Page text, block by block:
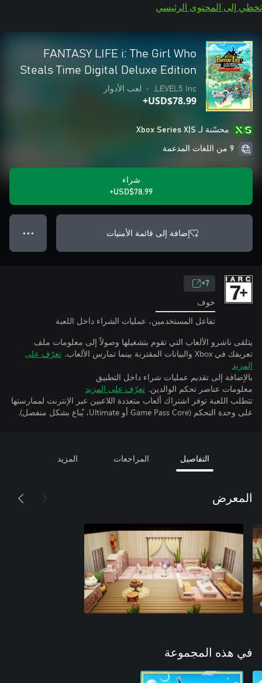
تخطي إلى المحتوى الرئيسي
FANTASY LIFE i: The Girl Who
Steals Time Digital Deluxe Edition
LEVEL5 Inc.
• لعب الأدوار
USD$78.99+
محسّنة لـ Xbox Series X|S
9 من اللغات المدعمة
شراء
USD$78.99+
إضافة إلى قائمة الأمنيات ● ● ●
7+
خوف
تفاعل المستخدمين، عمليات الشراء داخل اللعبة
يتلقى ناشرو الألعاب التي تقوم بتشغيلها وصولاً إلى معلومات ملف
تعريفك في Xbox والبيانات المقترنة بينما تمارس الألعاب.
تعرّف على
المزيد
بالإضافة إلى تقديم عمليات شراء داخل التطبيق
معلومات عناصر تحكم الوالدين. تعرّف على المزيد
تتطلب اللعبة توفر اشتراك ألعاب متعددة اللاعبين عبر الإنترنت لممارستها
على وحدة التحكم (Game Pass Core أو Ultimate، يُباع بشكل منفصل).
التفاصيل المراجعات المزيد
المعرض
في هذه المجموعة